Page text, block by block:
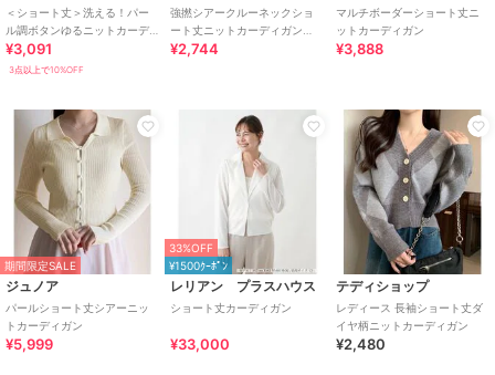
＜ショート丈＞洗える！パー
ル調ボタンゆるニットカーデ
ィガン
¥3,091
3点以上で10%OFF
強撚シアークルーネックショ
ート丈ニットカーディガン
【洗濯機OK】
¥2,744
マルチボーダーショート丈ニ
ットカーディガン
¥3,888
期間限定SALE
ジュノア
パールショート丈シアーニッ
トカーディガン
¥5,999
33%OFF
¥1500ｸｰﾎﾟﾝ
レリアン プラスハウス
ショート丈カーディガン
¥33,000
テディショップ
レディース 長袖ショート丈ダ
イヤ柄ニットカーディガン
¥2,480